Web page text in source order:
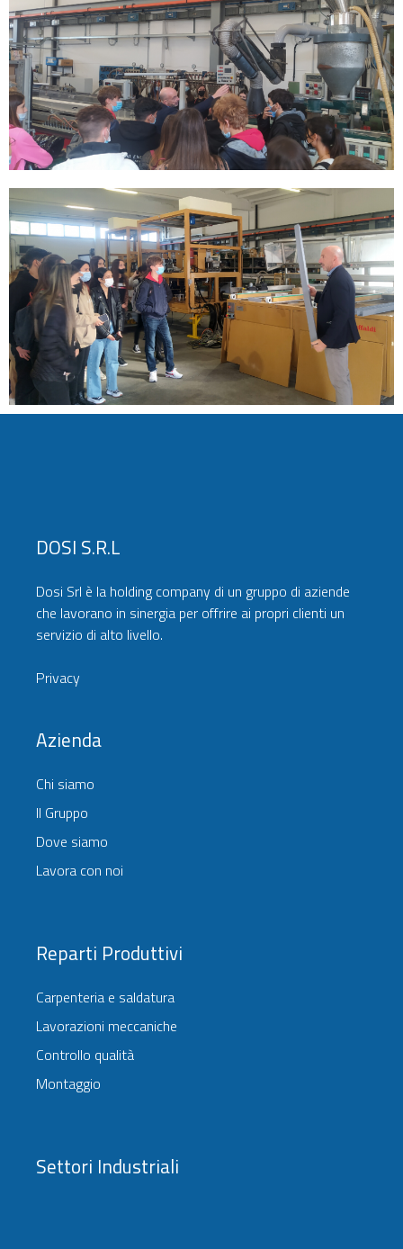
DOSI S.r.l
Dosi Srl è la holding company di un gruppo di aziende
che lavorano in sinergia per offrire ai propri clienti un
servizio di alto livello.
Privacy
Azienda
Chi siamo
Il Gruppo
Dove siamo
Lavora con noi
Reparti Produttivi
Carpenteria e saldatura
Lavorazioni meccaniche
Controllo qualità
Montaggio
Settori Industriali